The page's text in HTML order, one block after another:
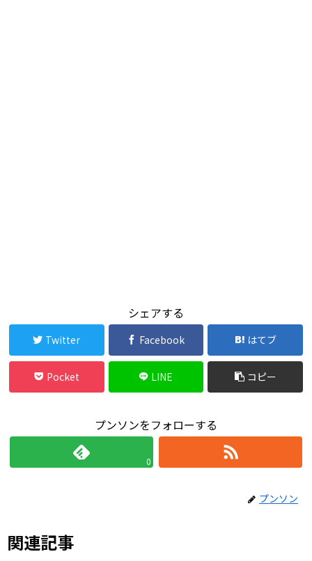
シェアする
Twitter Facebook はてブ
Pocket LINE コピー
プンソンをフォローする
0
プンソン
関連記事